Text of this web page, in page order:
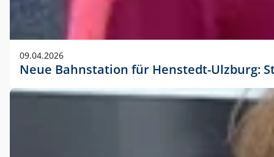
09.04.2026
Neue Bahnstation für Henstedt-Ulzburg: